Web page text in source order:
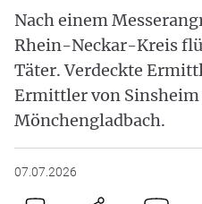
Nach einem
Rhein-Neckar-Kreis
Täter. Verdeckte
Ermittler von Sinsheim
Mönchengladbach.
07.07.2026